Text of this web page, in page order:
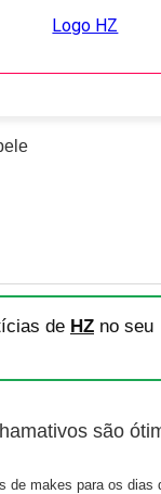
quentes
de HZ no seu
de makes para os dias